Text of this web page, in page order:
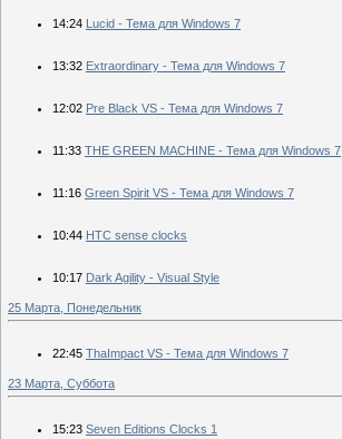
14:24 Lucid - Тема для Windows 7
13:32 Extraordinary - Тема для Windows 7
12:02 Pre Black VS - Тема для Windows 7
11:33 THE GREEN MACHINE - Тема для Windows 7
11:16 Green Spirit VS - Тема для Windows 7
10:44 HTC sense clocks
10:17 Dark Agility - Visual Style
25 Марта, Понедельник
22:45 ThaImpact VS - Тема для Windows 7
23 Марта, Суббота
15:23 Seven Editions Clocks 1